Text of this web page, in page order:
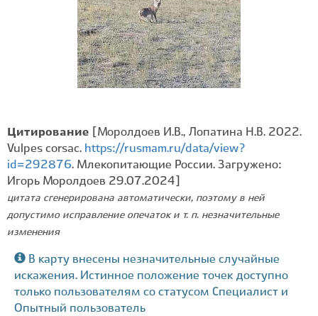
Цитирование
[Моролдоев И.В., Лопатина Н.В. 2022.
Vulpes corsac. https://rusmam.ru/data/view?
id=292876. Млекопитающие России. Загружено:
Игорь Моролдоев 29.07.2024]
цитата сгенерирована автоматически, поэтому в ней
допустимо исправление опечаток и т. п. незначительные
изменения
В карту внесены незначительные случайные
искажения. Истинное положение точек доступно
только пользователям со статусом Специалист и
Опытный пользователь